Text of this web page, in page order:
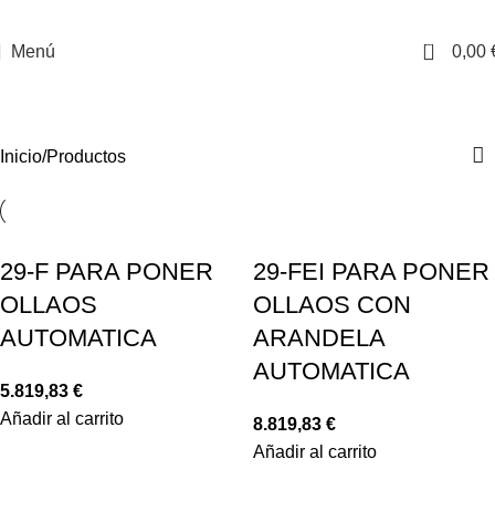
Menú 0 0,00
Inicio Productos
29-F PARA PONER
OLLAOS
AUTOMATICA
5.819,83 €
Añadir al carrito
29-FEI PARA PONER
OLLAOS CON
ARANDELA
AUTOMATICA
8.819,83 €
Añadir al carrito